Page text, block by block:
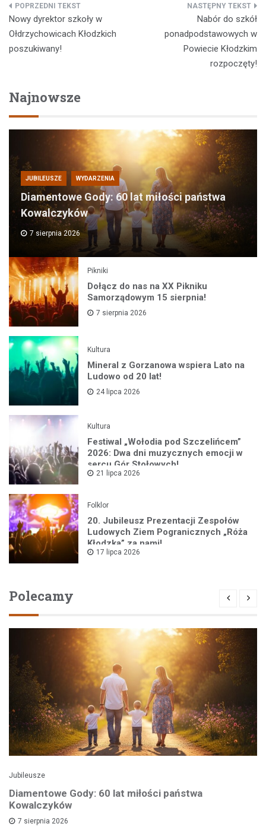
Nawigacja
wpisu
Nowy dyrektor szkoły w
Ołdrzychowicach Kłodzkich
poszukiwany!
Nabór do szkół
ponadpodstawowych w
Powiecie Kłodzkim
rozpoczęty!
Najnowsze
JUBILEUSZE WYDARZENIA
Diamentowe Gody: 60 lat miłości państwa
Kowalczyków
7 sierpnia 2026
Pikniki
Dołącz do nas na XX Pikniku
Samorządowym 15 sierpnia!
7 sierpnia 2026
Kultura
Mineral z Gorzanowa wspiera Lato na
Ludowo od 20 lat!
24 lipca 2026
Kultura
Festiwal „Wołodia pod Szczelińcem”
2026: Dwa dni muzycznych emocji w
sercu Gór Stołowych!
21 lipca 2026
Folklor
20. Jubileusz Prezentacji Zespołów
Ludowych Ziem Pogranicznych „Róża
Kłodzka” za nami!
17 lipca 2026
Polecamy
Jubileusze
Diamentowe Gody: 60 lat miłości państwa
Kowalczyków
7 sierpnia 2026